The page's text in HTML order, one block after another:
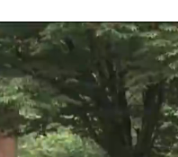
基前董被收押 寄居蟹負責人...